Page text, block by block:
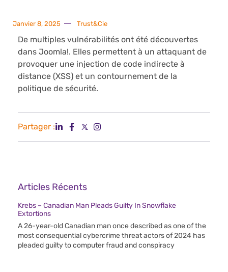
Janvier 8, 2025 Trust&Cie
De multiples vulnérabilités ont été découvertes
dans Joomla!. Elles permettent à un attaquant de
provoquer une injection de code indirecte à
distance (XSS) et un contournement de la
politique de sécurité.
Partager :
Articles Récents
Krebs – Canadian Man Pleads Guilty In Snowflake
Extortions
A 26-year-old Canadian man once described as one of the
most consequential cybercrime threat actors of 2024 has
pleaded guilty to computer fraud and conspiracy